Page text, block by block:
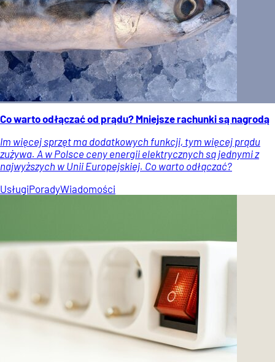
Co warto odłączać od prądu? Mniejsze rachunki są nagrodą
Im więcej sprzęt ma dodatkowych funkcji, tym więcej prądu
zużywa. A w Polsce ceny energii elektrycznych są jednymi z
najwyższych w Unii Europejskiej. Co warto odłączać?
UsługiPoradyWiadomości